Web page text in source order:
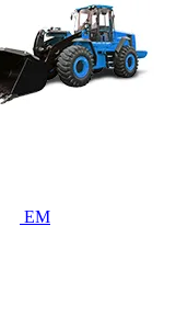
EM